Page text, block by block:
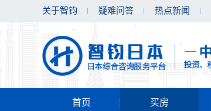
关于智钧 疑难问答 热点新闻
首页 买房